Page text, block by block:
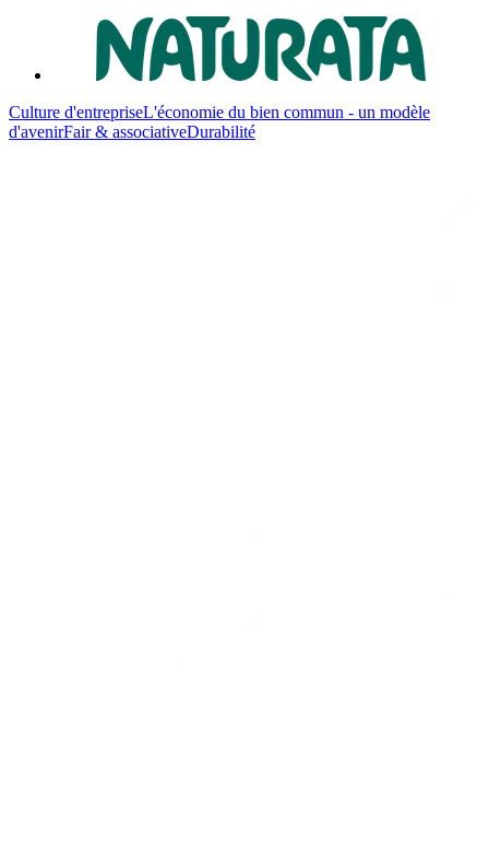
Culture d'entrepriseL'économie du bien commun - un modèle
d'avenirFair & associativeDurabilité